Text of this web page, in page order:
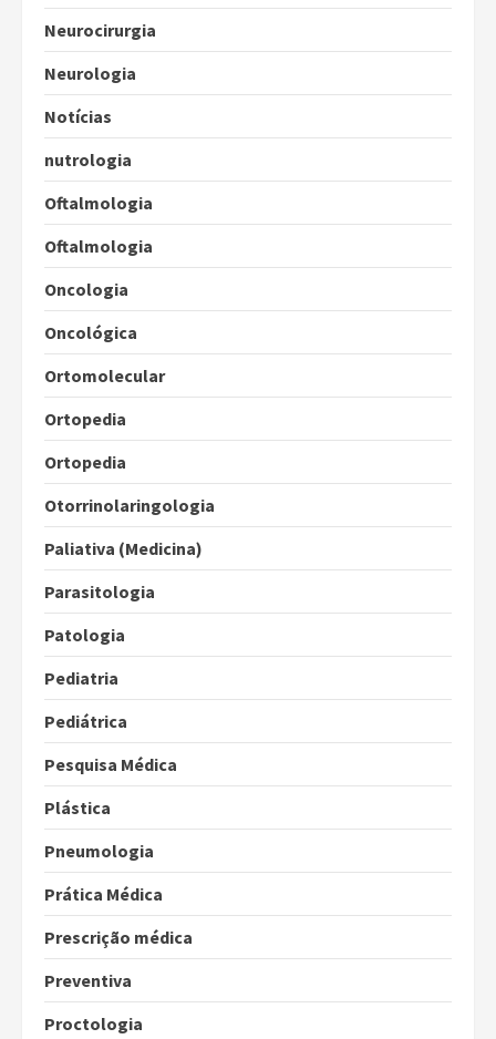
Neurocirurgia
Neurologia
Notícias
nutrologia
Oftalmologia
Oftalmologia
Oncologia
Oncológica
Ortomolecular
Ortopedia
Ortopedia
Otorrinolaringologia
Paliativa (Medicina)
Parasitologia
Patologia
Pediatria
Pediátrica
Pesquisa Médica
Plástica
Pneumologia
Prática Médica
Prescrição médica
Preventiva
Proctologia